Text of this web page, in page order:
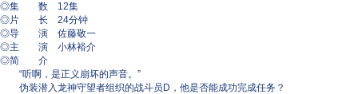
◎集 数 12集
◎片 长 24分钟
◎导 演 佐藤敬一
◎主 演 小林裕介
◎简 介
“听啊，是正义崩坏的声音。”
伪装潜入龙神守望者组织的战斗员D，他是否能成功完成任务？